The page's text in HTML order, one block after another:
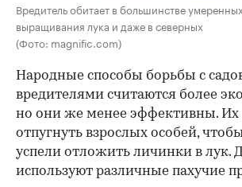
Вредитель обитает в большинстве
выращивания лука и даже в северных
(Фото: magnific.com)
Народные способы борьбы с
вредителями считаются более
но они же менее эффективны. Их
отпугнуть взрослых особей,
успели отложить личинки в лук.
используют различные пахучие